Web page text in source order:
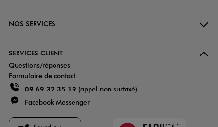
NOS SERVICES
SERVICES CLIENT
Questions/réponses
Formulaire de contact
09 69 32 35 19 (appel non surtaxé)
Facebook Messenger
Faciliti